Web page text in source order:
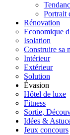
Portrait
Rénovation
Economique
Isolation
Construire sa
Intérieur
Extérieur
Solution
Évasion
Hôtel de luxe
Fitness
Sortie,
Idées &
Jeux concours